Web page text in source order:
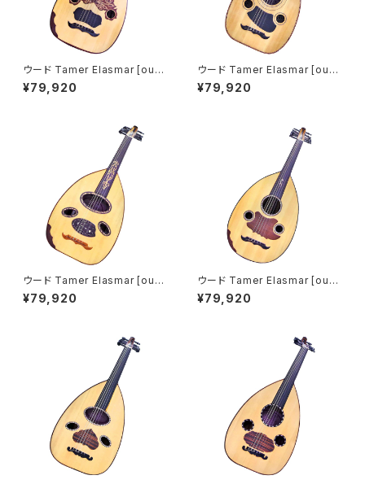
ウード Tamer Elasmar [oud-
001]
¥79,920
ウード Tamer Elasmar [oud-
002]
¥79,920
ウード Tamer Elasmar [oud-
004]
¥79,920
ウード Tamer Elasmar [oud-
005]
¥79,920